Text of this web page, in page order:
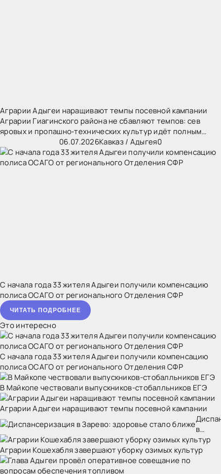
Аграрии Адыгеи наращивают темпы посевной кампании
Аграрии Гиагинского района не сбавляют темпов: сев
яровых и пропашно‑технических культур идёт полным
ходом. Главная сложность сезона — высокая влажность
почвы: поля становятся пригодными для работ
06.07.2026Кавказ / Адыгея0
С начала года 33 жителя Адыгеи получили компенсацию
полиса ОСАГО от регионального Отделения СФР
ЧИТАТЬ ПОДРОБНЕЕ
Это интересно
С начала года 33 жителя Адыгеи получили компенсацию
полиса ОСАГО от регионального Отделения СФР
В Майкопе чествовали выпускников-стобалльников ЕГЭ
Аграрии Адыгеи наращивают темпы посевной кампании
в
Аграрии Кошехабля завершают уборку озимых культур